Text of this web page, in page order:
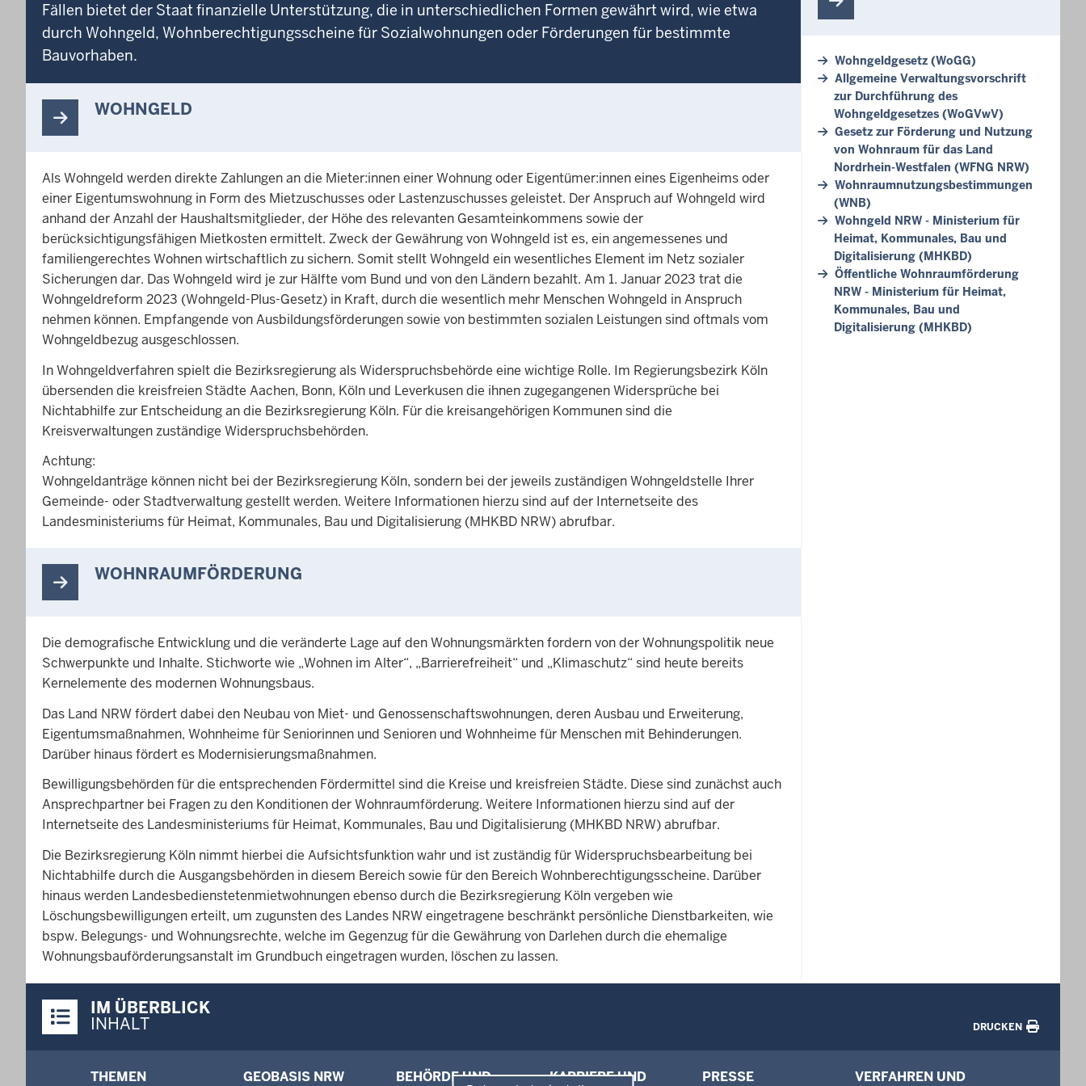
Fällen bietet der Staat finanzielle Unterstützung, die in unterschiedlichen Formen gewährt wird, wie etwa
durch Wohngeld, Wohnberechtigungsscheine für Sozialwohnungen oder Förderungen für bestimmte
Bauvorhaben.
WOHNGELD
Als Wohngeld werden direkte Zahlungen an die Mieter:innen einer Wohnung oder Eigentümer:innen eines Eigenheims oder
einer Eigentumswohnung in Form des Mietzuschusses oder Lastenzuschusses geleistet. Der Anspruch auf Wohngeld wird
anhand der Anzahl der Haushaltsmitglieder, der Höhe des relevanten Gesamteinkommens sowie der
berücksichtigungsfähigen Mietkosten ermittelt. Zweck der Gewährung von Wohngeld ist es, ein angemessenes und
familiengerechtes Wohnen wirtschaftlich zu sichern. Somit stellt Wohngeld ein wesentliches Element im Netz sozialer
Sicherungen dar. Das Wohngeld wird je zur Hälfte vom Bund und von den Ländern bezahlt. Am 1. Januar 2023 trat die
Wohngeldreform 2023 (Wohngeld-Plus-Gesetz) in Kraft, durch die wesentlich mehr Menschen Wohngeld in Anspruch
nehmen können. Empfangende von Ausbildungsförderungen sowie von bestimmten sozialen Leistungen sind oftmals vom
Wohngeldbezug ausgeschlossen.
In Wohngeldverfahren spielt die Bezirksregierung als Widerspruchsbehörde eine wichtige Rolle. Im Regierungsbezirk Köln
übersenden die kreisfreien Städte Aachen, Bonn, Köln und Leverkusen die ihnen zugegangenen Widersprüche bei
Nichtabhilfe zur Entscheidung an die Bezirksregierung Köln. Für die kreisangehörigen Kommunen sind die
Kreisverwaltungen zuständige Widerspruchsbehörden.
Achtung:
Wohngeldanträge können nicht bei der Bezirksregierung Köln, sondern bei der jeweils zuständigen Wohngeldstelle Ihrer
Gemeinde- oder Stadtverwaltung gestellt werden. Weitere Informationen hierzu sind auf der Internetseite des
Landesministeriums für Heimat, Kommunales, Bau und Digitalisierung (MHKBD NRW) abrufbar.
WOHNRAUMFÖRDERUNG
Die demografische Entwicklung und die veränderte Lage auf den Wohnungsmärkten fordern von der Wohnungspolitik neue
Schwerpunkte und Inhalte. Stichworte wie „Wohnen im Alter“, „Barrierefreiheit“ und „Klimaschutz“ sind heute bereits
Kernelemente des modernen Wohnungsbaus.
Das Land NRW fördert dabei den Neubau von Miet- und Genossenschaftswohnungen, deren Ausbau und Erweiterung,
Eigentumsmaßnahmen, Wohnheime für Seniorinnen und Senioren und Wohnheime für Menschen mit Behinderungen.
Darüber hinaus fördert es Modernisierungsmaßnahmen.
Bewilligungsbehörden für die entsprechenden Fördermittel sind die Kreise und kreisfreien Städte. Diese sind zunächst auch
Ansprechpartner bei Fragen zu den Konditionen der Wohnraumförderung. Weitere Informationen hierzu sind auf der
Internetseite des Landesministeriums für Heimat, Kommunales, Bau und Digitalisierung (MHKBD NRW) abrufbar.
Die Bezirksregierung Köln nimmt hierbei die Aufsichtsfunktion wahr und ist zuständig für Widerspruchsbearbeitung bei
Nichtabhilfe durch die Ausgangsbehörden in diesem Bereich sowie für den Bereich Wohnberechtigungsscheine. Darüber
hinaus werden Landesbedienstetenmietwohnungen ebenso durch die Bezirksregierung Köln vergeben wie
Löschungsbewilligungen erteilt, um zugunsten des Landes NRW eingetragene beschränkt persönliche Dienstbarkeiten, wie
bspw. Belegungs- und Wohnungsrechte, welche im Gegenzug für die Gewährung von Darlehen durch die ehemalige
Wohnungsbauförderungsanstalt im Grundbuch eingetragen wurden, löschen zu lassen.
Wohngeldgesetz (WoGG)
Allgemeine Verwaltungsvorschrift
zur Durchführung des
Wohngeldgesetzes (WoGVwV)
Gesetz zur Förderung und Nutzung
von Wohnraum für das Land
Nordrhein-Westfalen (WFNG NRW)
Wohnraumnutzungsbestimmungen
(WNB)
Wohngeld NRW - Ministerium für
Heimat, Kommunales, Bau und
Digitalisierung (MHKBD)
Öffentliche Wohnraumförderung
NRW - Ministerium für Heimat,
Kommunales, Bau und
Digitalisierung (MHKBD)
Inhalte
IM ÜBERBLICK
INHALT DRUCKEN
THEMEN GEOBASIS NRW
BEHÖRDE UND
KARRIERE UND
PRESSE
VERFAHREN UND